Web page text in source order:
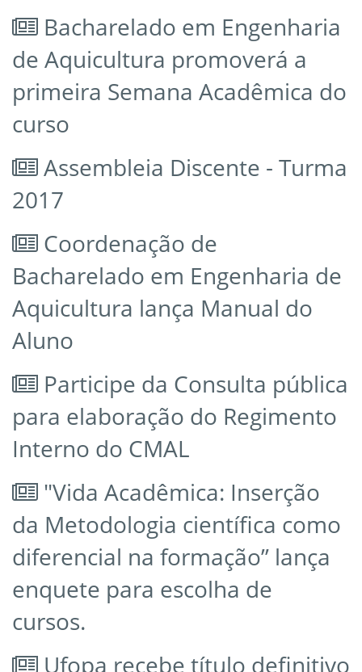
Bacharelado em Engenharia
de Aquicultura promoverá a
primeira Semana Acadêmica do
curso
Assembleia Discente - Turma
2017
Coordenação de
Bacharelado em Engenharia de
Aquicultura lança Manual do
Aluno
Participe da Consulta pública
para elaboração do Regimento
Interno do CMAL
"Vida Acadêmica: Inserção
da Metodologia científica como
diferencial na formação” lança
enquete para escolha de
cursos.
Ufopa recebe título definitivo